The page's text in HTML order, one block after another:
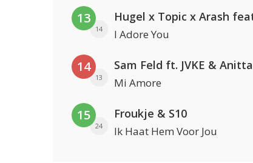
13
14 I Adore You
14
13
Sam Feld ft. JVKE & Anitta
Mi Amore
15
24
Froukje & S10
Ik Haat Hem Voor Jou